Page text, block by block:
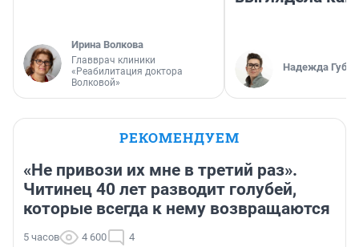
Ирина Волкова
Главврач клиники
«Реабилитация доктора
Волковой»
Надежда
РЕКОМЕНДУЕМ
«Не привози их мне в третий раз».
Читинец 40 лет разводит голубей,
которые всегда к нему возвращаются
5 часов 4 600 4